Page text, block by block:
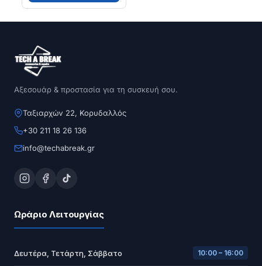
Αξεσουάρ & προστασία για τη συσκευή σου.
Ταξιαρχών 22, Κορυδαλλός
+30 211 18 26 136
info@techabreak.gr
Ωράριο Λειτουργίας
Δευτέρα, Τετάρτη, Σάββατο 10:00 – 16:00